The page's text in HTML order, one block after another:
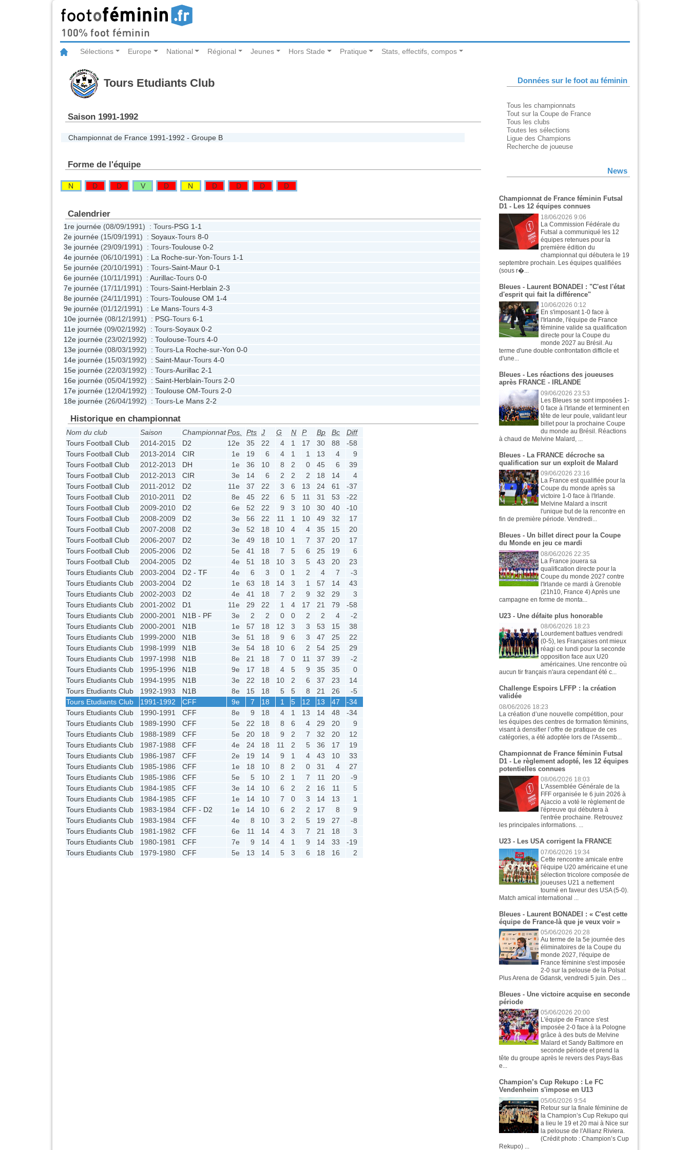
Sélections Europe National Régional Jeunes Hors Stade Pratique Stats, effectifs, compos
Tours Etudiants Club
Saison 1991-1992
Championnat de France 1991-1992 - Groupe B
Forme de l'équipe
N D D V D N D D D D
Calendrier
1re journée (08/09/1991) : Tours-PSG 1-1
2e journée (15/09/1991) : Soyaux-Tours 8-0
3e journée (29/09/1991) : Tours-Toulouse 0-2
4e journée (06/10/1991) : La Roche-sur-Yon-Tours 1-1
5e journée (20/10/1991) : Tours-Saint-Maur 0-1
6e journée (10/11/1991) : Aurillac-Tours 0-0
7e journée (17/11/1991) : Tours-Saint-Herblain 2-3
8e journée (24/11/1991) : Tours-Toulouse OM 1-4
9e journée (01/12/1991) : Le Mans-Tours 4-3
10e journée (08/12/1991) : PSG-Tours 6-1
11e journée (09/02/1992) : Tours-Soyaux 0-2
12e journée (23/02/1992) : Toulouse-Tours 4-0
13e journée (08/03/1992) : Tours-La Roche-sur-Yon 0-0
14e journée (15/03/1992) : Saint-Maur-Tours 4-0
15e journée (22/03/1992) : Tours-Aurillac 2-1
16e journée (05/04/1992) : Saint-Herblain-Tours 2-0
17e journée (12/04/1992) : Toulouse OM-Tours 2-0
18e journée (26/04/1992) : Tours-Le Mans 2-2
Historique en championnat
Nom du club Saison ChampionnatPos. Pts J G N P Bp Bc
Diff
Tours Football Club
2014-2015 D2 12e 35 22 4 1 17 30 88
-58
Tours Football Club
2013-2014 CIR 1e 19 6 4 1 1 13 4
9
Tours Football Club
2012-2013 DH 1e 36 10 8 2 0 45 6
39
Tours Football Club
2012-2013 CIR 3e 14 6 2 2 2 18 14
4
Tours Football Club
2011-2012 D2 11e 37 22 3 6 13 24 61
-37
Tours Football Club
2010-2011 D2 8e 45 22 6 5 11 31 53
-22
Tours Football Club
2009-2010 D2 6e 52 22 9 3 10 30 40
-10
Tours Football Club
2008-2009 D2 3e 56 22 11 1 10 49 32
17
Tours Football Club
2007-2008 D2 3e 52 18 10 4 4 35 15
20
Tours Football Club
2006-2007 D2 3e 49 18 10 1 7 37 20
17
Tours Football Club
2005-2006 D2 5e 41 18 7 5 6 25 19
6
Tours Football Club
2004-2005 D2 4e 51 18 10 3 5 43 20
23
Tours Etudiants Club
2003-2004 D2 - TF 4e 6 3 0 1 2 4 7
-3
Tours Etudiants Club
2003-2004 D2 1e 63 18 14 3 1 57 14
43
Tours Etudiants Club
2002-2003 D2 4e 41 18 7 2 9 32 29
3
Tours Etudiants Club
2001-2002 D1 11e 29 22 1 4 17 21 79
-58
Tours Etudiants Club
2000-2001 N1B - PF 3e 2 2 0 0 2 2 4
-2
Tours Etudiants Club
2000-2001 N1B 1e 57 18 12 3 3 53 15
38
Tours Etudiants Club
1999-2000 N1B 3e 51 18 9 6 3 47 25
22
Tours Etudiants Club
1998-1999 N1B 3e 54 18 10 6 2 54 25
29
Tours Etudiants Club
1997-1998 N1B 8e 21 18 7 0 11 37 39
-2
Tours Etudiants Club
1995-1996 N1B 9e 17 18 4 5 9 35 35
0
Tours Etudiants Club
1994-1995 N1B 3e 22 18 10 2 6 37 23
14
Tours Etudiants Club
1992-1993 N1B 8e 15 18 5 5 8 21 26
-5
Tours Etudiants Club
1991-1992 CFF 9e 7 18 1 5 12 13 47
-34
Tours Etudiants Club
1990-1991 CFF 8e 9 18 4 1 13 14 48
-34
Tours Etudiants Club
1989-1990 CFF 5e 22 18 8 6 4 29 20
9
Tours Etudiants Club
1988-1989 CFF 5e 20 18 9 2 7 32 20
12
Tours Etudiants Club
1987-1988 CFF 4e 24 18 11 2 5 36 17
19
Tours Etudiants Club
1986-1987 CFF 2e 19 14 9 1 4 43 10
33
Tours Etudiants Club
1985-1986 CFF 1e 18 10 8 2 0 31 4
27
Tours Etudiants Club
1985-1986 CFF 5e 5 10 2 1 7 11 20
-9
Tours Etudiants Club
1984-1985 CFF 3e 14 10 6 2 2 16 11
5
Tours Etudiants Club
1984-1985 CFF 1e 14 10 7 0 3 14 13
1
Tours Etudiants Club
1983-1984 CFF - D2 1e 14 10 6 2 2 17 8
9
Tours Etudiants Club
1983-1984 CFF 4e 8 10 3 2 5 19 27
-8
Tours Etudiants Club
1981-1982 CFF 6e 11 14 4 3 7 21 18
3
Tours Etudiants Club
1980-1981 CFF 7e 9 14 4 1 9 14 33
-19
Tours Etudiants Club
1979-1980 CFF 5e 13 14 5 3 6 18 16 2
Données sur le foot au féminin
Tous les championnats
Tout sur la Coupe de France
Tous les clubs
Toutes les sélections
Ligue des Champions
Recherche de joueuse
News
Championnat de France féminin Futsal
D1 - Les 12 équipes connues
18/06/2026 9:06
La Commission Fédérale du
Futsal a communiqué les 12
équipes retenues pour la
première édition du
championnat qui débutera le 19
septembre prochain. Les équipes qualifiées
(sous r�...
Bleues - Laurent BONADEI : "C'est l'état
d'esprit qui fait la différence"
10/06/2026 0:12
En s'imposant 1-0 face à
l'Irlande, l'équipe de France
féminine valide sa qualification
directe pour la Coupe du
monde 2027 au Brésil. Au
terme d'une double confrontation difficile et
d'une...
Bleues - Les réactions des joueuses
après FRANCE - IRLANDE
09/06/2026 23:53
Les Bleues se sont imposées 1-
0 face à l'Irlande et terminent en
tête de leur poule, validant leur
billet pour la prochaine Coupe
du monde au Brésil. Réactions
à chaud de Melvine Malard, ...
Bleues - La FRANCE décroche sa
qualification sur un exploit de Malard
09/06/2026 23:16
La France est qualifiée pour la
Coupe du monde après sa
victoire 1-0 face à l'Irlande.
Melvine Malard a inscrit
l'unique but de la rencontre en
fin de première période. Vendredi...
Bleues - Un billet direct pour la Coupe
du Monde en jeu ce mardi
08/06/2026 22:35
La France jouera sa
qualification directe pour la
Coupe du monde 2027 contre
l'Irlande ce mardi à Grenoble
(21h10, France 4) Après une
campagne en forme de monta...
U23 - Une défaite plus honorable
08/06/2026 18:23
Lourdement battues vendredi
(0-5), les Françaises ont mieux
réagi ce lundi pour la seconde
opposition face aux U20
américaines. Une rencontre où
aucun tir français n'aura cependant été c...
Challenge Espoirs LFFP : la création
validée
08/06/2026 18:23
La création d’une nouvelle compétition, pour
les équipes des centres de formation féminins,
visant à densifier l’offre de pratique de ces
catégories, a été adoptée lors de l'Assemb...
Championnat de France féminin Futsal
D1 - Le règlement adopté, les 12 équipes
potentielles connues
08/06/2026 18:03
L'Assemblée Générale de la
FFF organisée le 6 juin 2026 à
Ajaccio a voté le règlement de
l'épreuve qui débutera à
l'entrée prochaine. Retrouvez
les principales informations. ...
U23 - Les USA corrigent la FRANCE
07/06/2026 19:34
Cette rencontre amicale entre
l'équipe U20 américaine et une
sélection tricolore composée de
joueuses U21 a nettement
tourné en faveur des USA (5-0).
Match amical international ...
Bleues - Laurent BONADEI : « C'est cette
équipe de France-là que je veux voir »
05/06/2026 20:28
Au terme de la 5e journée des
éliminatoires de la Coupe du
monde 2027, l'équipe de
France féminine s'est imposée
2-0 sur la pelouse de la Polsat
Plus Arena de Gdansk, vendredi 5 juin. Des ...
Bleues - Une victoire acquise en seconde
période
05/06/2026 20:00
L'équipe de France s'est
imposée 2-0 face à la Pologne
grâce à des buts de Melvine
Malard et Sandy Baltimore en
seconde période et prend la
tête du groupe après le revers des Pays-Bas
e...
Champion’s Cup Rekupo : Le FC
Vendenheim s'impose en U13
05/06/2026 9:54
Retour sur la finale féminine de
la Champion’s Cup Rekupo qui
a lieu le 19 et 20 mai à Nice sur
la pelouse de l'Allianz Riviera.
(Crédit photo : Champion’s Cup
Rekupo) ...